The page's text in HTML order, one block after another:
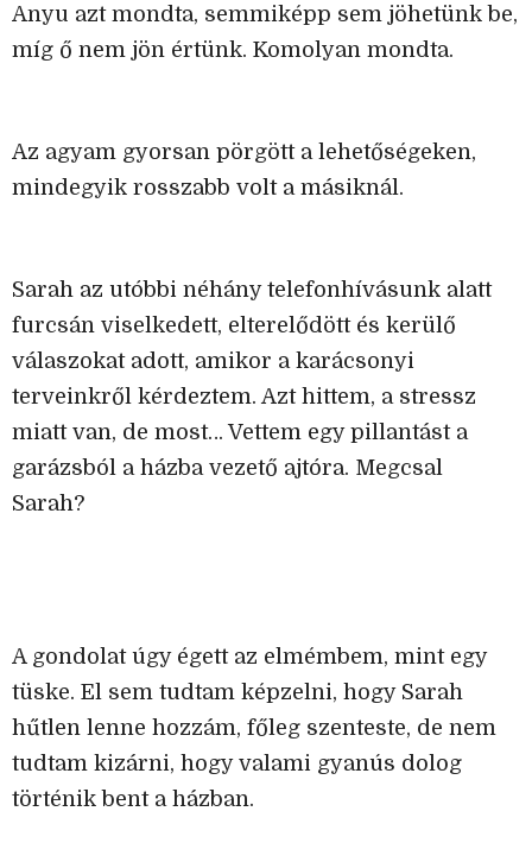
Anyu azt mondta, semmiképp sem jöhetünk be,
míg ő nem jön értünk. Komolyan mondta.
Az agyam gyorsan pörgött a lehetőségeken,
mindegyik rosszabb volt a másiknál.
Sarah az utóbbi néhány telefonhívásunk alatt
furcsán viselkedett, elterelődött és kerülő
válaszokat adott, amikor a karácsonyi
terveinkről kérdeztem. Azt hittem, a stressz
miatt van, de most… Vettem egy pillantást a
garázsból a házba vezető ajtóra. Megcsal
Sarah?
A gondolat úgy égett az elmémbem, mint egy
tüske. El sem tudtam képzelni, hogy Sarah
hűtlen lenne hozzám, főleg szenteste, de nem
tudtam kizárni, hogy valami gyanús dolog
történik bent a házban.